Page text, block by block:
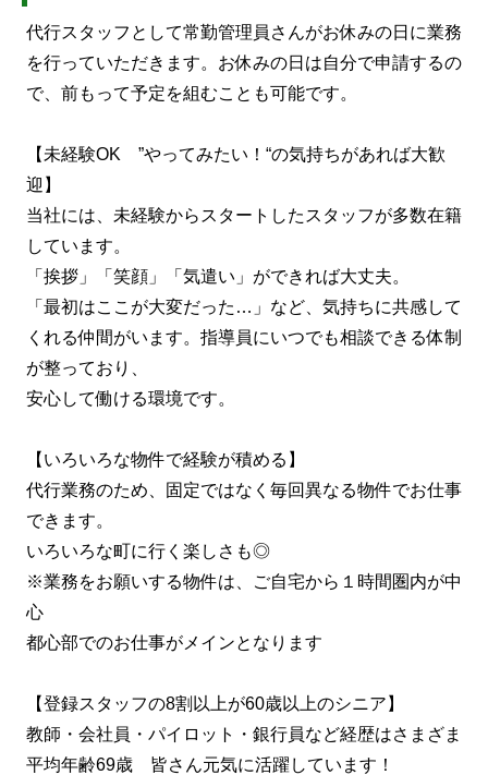
代行スタッフとして常勤管理員さんがお休みの日に業務
を行っていただきます。お休みの日は自分で申請するの
で、前もって予定を組むことも可能です。
【未経験OK ”やってみたい！“の気持ちがあれば大歓
迎】
当社には、未経験からスタートしたスタッフが多数在籍
しています。
「挨拶」「笑顔」「気遣い」ができれば大丈夫。
「最初はここが大変だった…」など、気持ちに共感して
くれる仲間がいます。指導員にいつでも相談できる体制
が整っており、
安心して働ける環境です。
【いろいろな物件で経験が積める】
代行業務のため、固定ではなく毎回異なる物件でお仕事
できます。
いろいろな町に行く楽しさも◎
※業務をお願いする物件は、ご自宅から１時間圏内が中
心
都心部でのお仕事がメインとなります
【登録スタッフの8割以上が60歳以上のシニア】
教師・会社員・パイロット・銀行員など経歴はさまざま
平均年齢69歳 皆さん元気に活躍しています！